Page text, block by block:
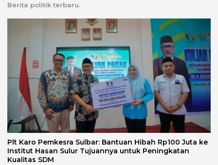
Berita politik terbaru.
Plt Karo Pemkesra Sulbar: Bantuan Hibah Rp100 Juta ke
Institut Hasan Sulur Tujuannya untuk Peningkatan
Kualitas SDM